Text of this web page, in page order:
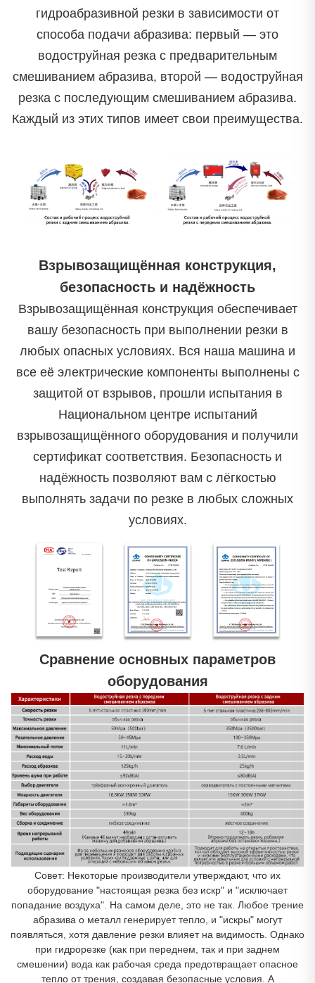
гидроабразивной резки в зависимости от
способа подачи абразива: первый — это
водоструйная резка с предварительным
смешиванием абразива, второй — водоструйная
резка с последующим смешиванием абразива.
Каждый из этих типов имеет свои преимущества.
Взрывозащищённая конструкция,
безопасность и надёжность
Взрывозащищённая конструкция обеспечивает
вашу безопасность при выполнении резки в
любых опасных условиях. Вся наша машина и
все её электрические компоненты выполнены с
защитой от взрывов, прошли испытания в
Национальном центре испытаний
взрывозащищённого оборудования и получили
сертификат соответствия. Безопасность и
надёжность позволяют вам с лёгкостью
выполнять задачи по резке в любых сложных
условиях.
Сравнение основных параметров
оборудования
Совет: Некоторые производители утверждают, что их
оборудование "настоящая резка без искр" и "исключает
попадание воздуха". На самом деле, это не так. Любое трение
абразива о металл генерирует тепло, и "искры" могут
появляться, хотя давление резки влияет на видимость. Однако
при гидрорезке (как при переднем, так и при заднем
смешении) вода как рабочая среда предотвращает опасное
тепло от трения, создавая безопасные условия. А